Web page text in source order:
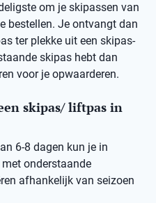
om je skipassen van
bestellen. Je ontvangt dan
ter plekke uit een skipas-
skipas hebt dan
voor je opwaarderen.
skipas/ liftpas in
6-8 dagen kun je in
onderstaande
afhankelijk van seizoen